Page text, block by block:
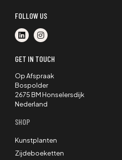
FOLLOW US
GET IN TOUCH
Op Afspraak
Bospolder
2675 BM Honselersdijk
Nederland
SHOP
Kunstplanten
Zijdeboeketten